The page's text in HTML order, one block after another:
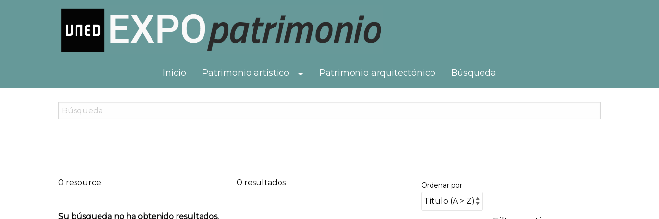
Inicio Patrimonio artístico Toggle Dropdown
Patrimonio arquitectónico Búsqueda
0 resource 0 resultados Ordenar por
Su búsqueda no ha obtenido resultados.